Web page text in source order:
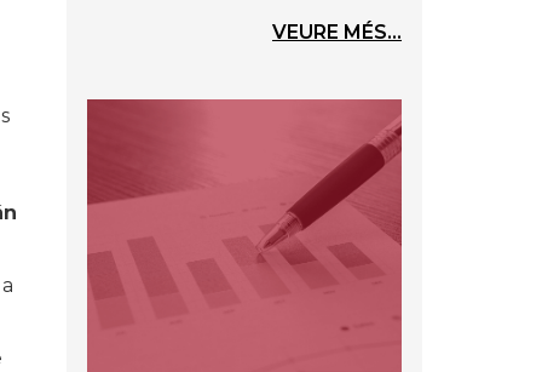
VEURE MÉS...